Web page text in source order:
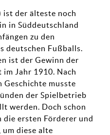
ist der älteste noch
in Süddeutschland
zu den
deutschen Fußballs.
ist der Gewinn der
Jahr 1910. Nach
Geschichte musste
der Spielbetrieb
werden. Doch schon
die ersten Förderer und
diese alte